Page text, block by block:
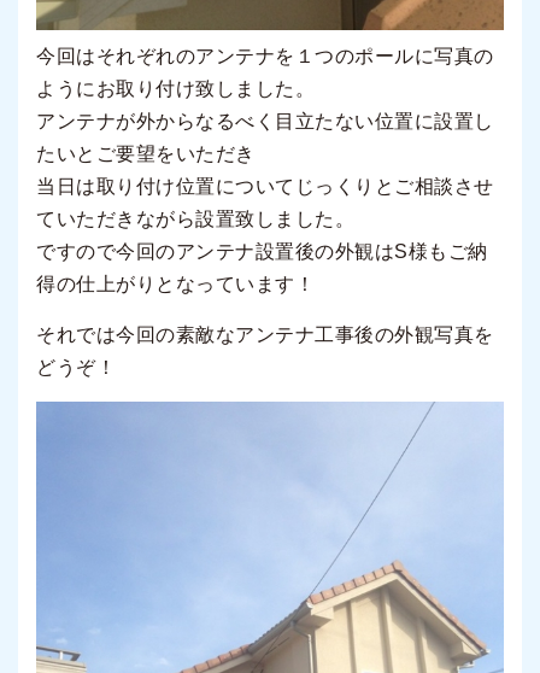
今回はそれぞれのアンテナを１つのポールに写真の
ようにお取り付け致しました。
アンテナが外からなるべく目立たない位置に設置し
たいとご要望をいただき
当日は取り付け位置についてじっくりとご相談させ
ていただきながら設置致しました。
ですので今回のアンテナ設置後の外観はS様もご納
得の仕上がりとなっています！
それでは今回の素敵なアンテナ工事後の外観写真を
どうぞ！